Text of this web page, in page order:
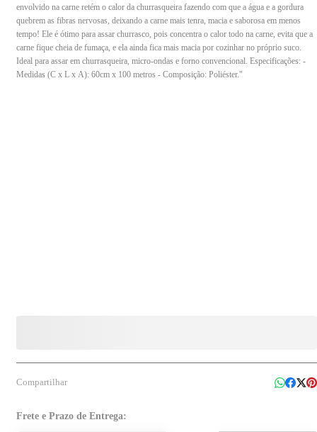
envolvido na carne retém o calor da churrasqueira fazendo com que a água e a gordura
quebrem as fibras nervosas, deixando a carne mais tenra, macia e saborosa em menos
tempo! Ele é ótimo para assar churrasco, pois concentra o calor todo na carne, evita que a
carne fique cheia de fumaça, e ela ainda fica mais macia por cozinhar no próprio suco.
Ideal para assar em churrasqueira, micro-ondas e forno convencional. Especificações: -
Medidas (C x L x A): 60cm x 100 metros - Composição: Poliéster."
Compartilhar
Frete e Prazo de Entrega: